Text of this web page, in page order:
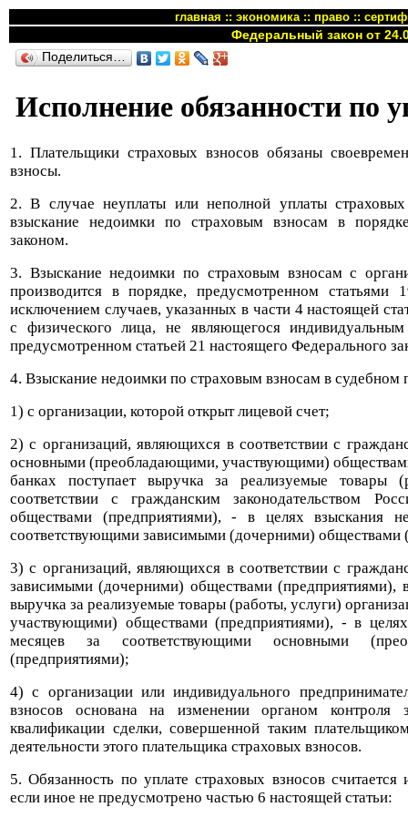
главная :: экономика:: право ::
Федеральный закон от
Поделиться…
Исполнение обязанности по
1. Плательщики страховых взносов обязаны
взносы.
2. В случае неуплаты или неполной уплаты
взыскание недоимки по страховым взносам в
законом.
3. Взыскание недоимки по страховым взносам с
производится в порядке, предусмотренном
исключением случаев, указанных в части 4 настоящей
с физического лица, не являющегося
предусмотренном статьей 21 настоящего Федерального
4. Взыскание недоимки по страховым взносам в судебном
1) с организации, которой открыт лицевой счет;
2) с организаций, являющихся в соответствии с
основными (преобладающими, участвующими)
банках поступает выручка за реализуемые товары
соответствии с гражданским законодательством
обществами (предприятиями), - в целях взыскания
соответствующими зависимыми (дочерними) обществами
3) с организаций, являющихся в соответствии с
зависимыми (дочерними) обществами (предприятиями),
выручка за реализуемые товары (работы, услуги)
участвующими) обществами (предприятиями), - в
месяцев за соответствующими основными
(предприятиями);
4) с организации или индивидуального
взносов основана на изменении органом контроля
квалификации сделки, совершенной таким
деятельности этого плательщика страховых взносов.
5. Обязанность по уплате страховых взносов
если иное не предусмотрено частью 6 настоящей статьи: